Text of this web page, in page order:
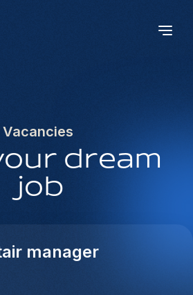
Vacancies
dream
job
manager